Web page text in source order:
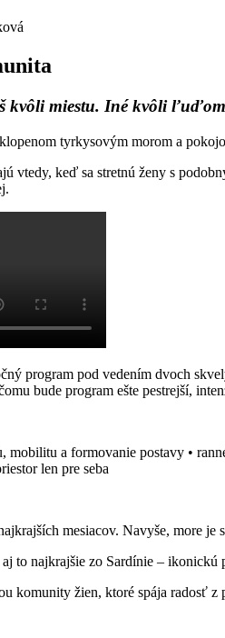
kvôli miestu. Iné kvôli
tyrkysovým morom a
vtedy, keď sa stretnú ženy s
program pod vedením dvoch
bude program ešte pestrejší,
mobilitu a formovanie postavy •
len pre seba
mesiacov. Navyše, more
to najkrajšie zo Sardínie –
komunity žien, ktoré spája radosť z